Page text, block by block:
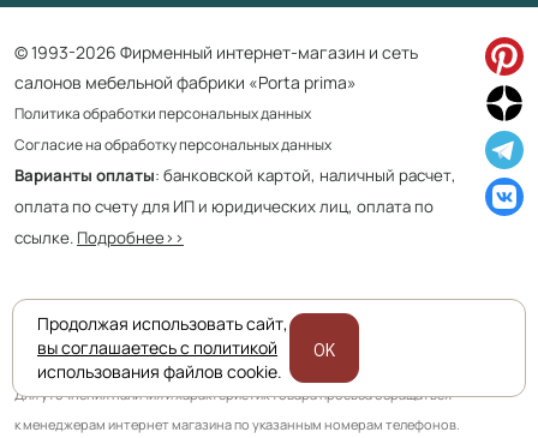
© 1993-2026 Фирменный интернет-магазин и сеть
салонов мебельной фабрики «Porta prima»
Политика обработки персональных данных
Согласие на обработку персональных данных
Варианты оплаты: банковской картой, наличный расчет,
оплата по счету для ИП и юридических лиц, оплата по
ссылке. Подробнее>>
Приведенная на сайте информация не является публичной офертой
и носит информационно ознакомительный характер.
Для уточнения наличия и характеристик товара просьба обращаться
к менеджерам интернет магазина по указанным номерам телефонов.
Продолжая использовать сайт,
вы соглашаетесь с политикой
использования файлов cookie.
OK